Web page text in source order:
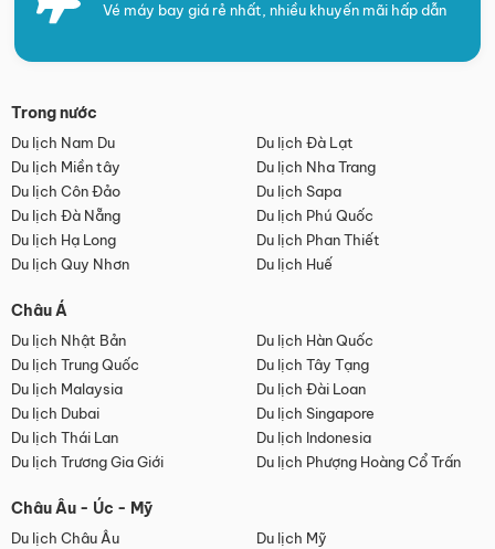
Vé máy bay giá rẻ nhất, nhiều khuyến mãi hấp dẫn
Trong nước
Du lịch Nam Du
Du lịch Đà Lạt
Du lịch Miền tây
Du lịch Nha Trang
Du lịch Côn Đảo
Du lịch Sapa
Du lịch Đà Nẵng
Du lịch Phú Quốc
Du lịch Hạ Long
Du lịch Phan Thiết
Du lịch Quy Nhơn
Du lịch Huế
Châu Á
Du lịch Nhật Bản
Du lịch Hàn Quốc
Du lịch Trung Quốc
Du lịch Tây Tạng
Du lịch Malaysia
Du lịch Đài Loan
Du lịch Dubai
Du lịch Singapore
Du lịch Thái Lan
Du lịch Indonesia
Du lịch Trương Gia Giới
Du lịch Phượng Hoàng Cổ Trấn
Châu Âu - Úc - Mỹ
Du lịch Châu Âu
Du lịch Mỹ